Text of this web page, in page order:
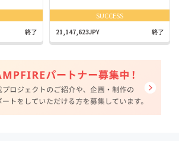
終了
SUCCESS
21,147,623JPY 終了